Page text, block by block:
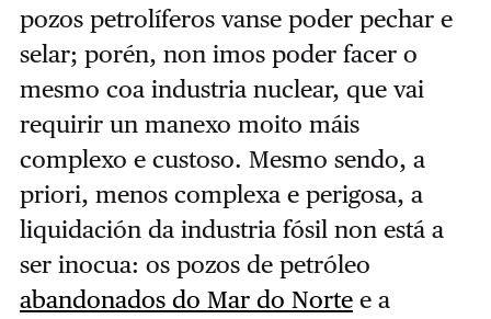
pozos petrolíferos vanse poder pechar e
selar; porén, non imos poder facer o
mesmo coa industria nuclear, que vai
requirir un manexo moito máis
complexo e custoso. Mesmo sendo, a
priori, menos complexa e perigosa, a
liquidación da industria fósil non está a
ser inocua: os pozos de petróleo
abandonados do Mar do Nortee a